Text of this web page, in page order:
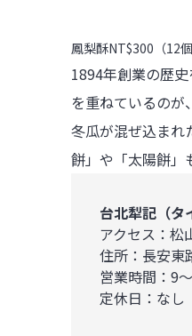
鳳梨酥NT$300（12
1894年創業の歴
を重ねているのが
冬瓜が混ぜ込まれ
餅」や「太陽餅」
台北犁記（タ
アクセス：松
住所：長安東
営業時間：9
定休日：なし